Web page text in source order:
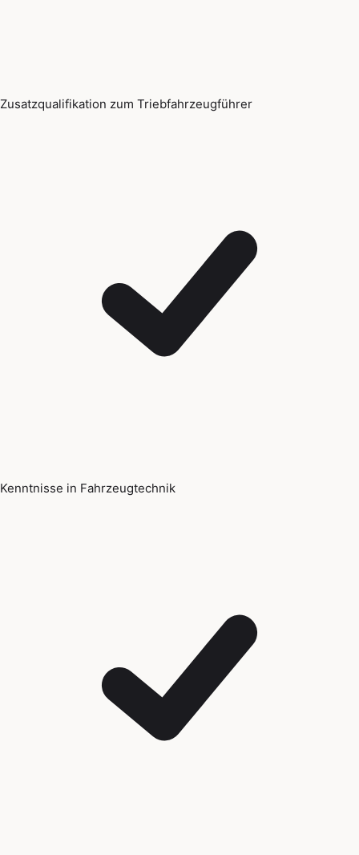
Zusatzqualifikation zum Triebfahrzeugführer
Kenntnisse in Fahrzeugtechnik